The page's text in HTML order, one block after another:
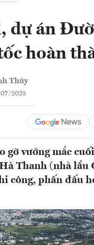
dự án
hoàn
Thủy
2025
gỡ vướng mắc
Thanh (nhà lầu
công, phấn đấu